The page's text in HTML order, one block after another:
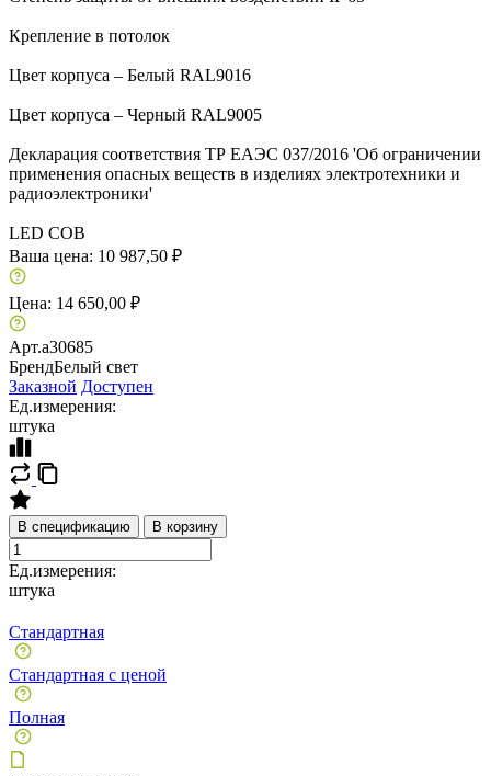
Крепление в потолок
Цвет корпуса – Белый RAL9016
Цвет корпуса – Черный RAL9005
Декларация соответствия ТР ЕАЭС 037/2016 'Об ограничении
применения опасных веществ в изделиях электротехники и
радиоэлектроники'
LED COB
Ваша цена: 10 987,50 ₽
Цена: 14 650,00 ₽
Арт.a30685
БрендБелый свет
Заказной Доступен
Ед.измерения:
штука
В спецификацию В корзину
Ед.измерения:
штука
Стандартная
Стандартная с ценой
Полная